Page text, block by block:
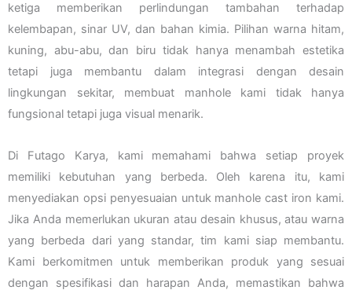
ketiga memberikan perlindungan tambahan terhadap
kelembapan, sinar UV, dan bahan kimia. Pilihan warna hitam,
kuning, abu-abu, dan biru tidak hanya menambah estetika
tetapi juga membantu dalam integrasi dengan desain
lingkungan sekitar, membuat manhole kami tidak hanya
fungsional tetapi juga visual menarik.
Di Futago Karya, kami memahami bahwa setiap proyek
memiliki kebutuhan yang berbeda. Oleh karena itu, kami
menyediakan opsi penyesuaian untuk manhole cast iron kami.
Jika Anda memerlukan ukuran atau desain khusus, atau warna
yang berbeda dari yang standar, tim kami siap membantu.
Kami berkomitmen untuk memberikan produk yang sesuai
dengan spesifikasi dan harapan Anda, memastikan bahwa